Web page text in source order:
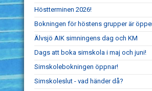
Höstterminen 2026!
Bokningen för höstens grupper är
Älvsjö AIK simningens dag och KM
Dags att boka simskola i maj och juni!
Simskolebokningen öppnar!
Simskoleslut - vad händer då?